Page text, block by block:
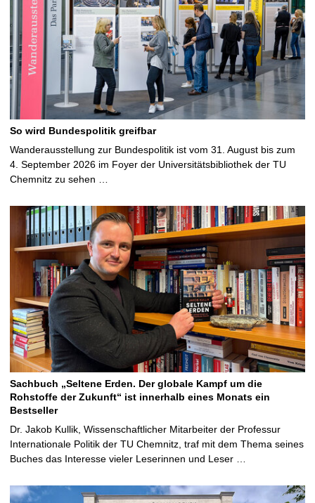
So wird Bundespolitik greifbar
Wanderausstellung zur Bundespolitik ist vom 31. August bis zum
4. September 2026 im Foyer der Universitätsbibliothek der TU
Chemnitz zu sehen …
Sachbuch „Seltene Erden. Der globale Kampf um die
Rohstoffe der Zukunft“ ist innerhalb eines Monats ein
Bestseller
Dr. Jakob Kullik, Wissenschaftlicher Mitarbeiter der Professur
Internationale Politik der TU Chemnitz, traf mit dem Thema seines
Buches das Interesse vieler Leserinnen und Leser …